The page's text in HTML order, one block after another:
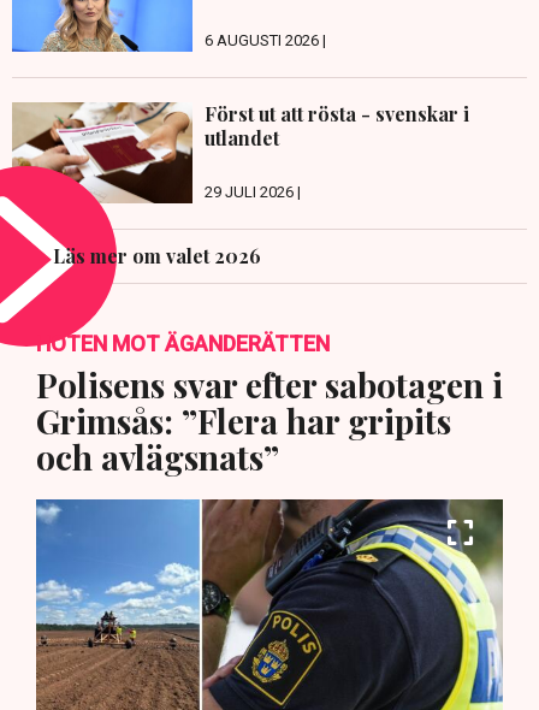
6 AUGUSTI 2026 |
Först ut att rösta - svenskar i
utlandet
29 JULI 2026 |
Läs mer om valet 2026
HOTEN MOT ÄGANDERÄTTEN
Polisens svar efter sabotagen i
Grimsås: ”Flera har gripits
och avlägsnats”